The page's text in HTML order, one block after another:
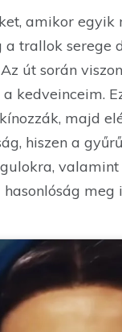
amikor egyik
a trallok serege
út során
kedveinceim.
majd
hiszen a
meg